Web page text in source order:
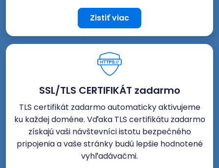
Zistiť viac
SSL/TLS CERTIFIKÁT zadarmo
TLS certifikát zadarmo automaticky aktivujeme
ku každej doméne. Vďaka TLS certifikátu zadarmo
získajú vaši návštevníci istotu bezpečného
pripojenia a vaše stránky budú lepšie hodnotené
vyhľadávačmi.